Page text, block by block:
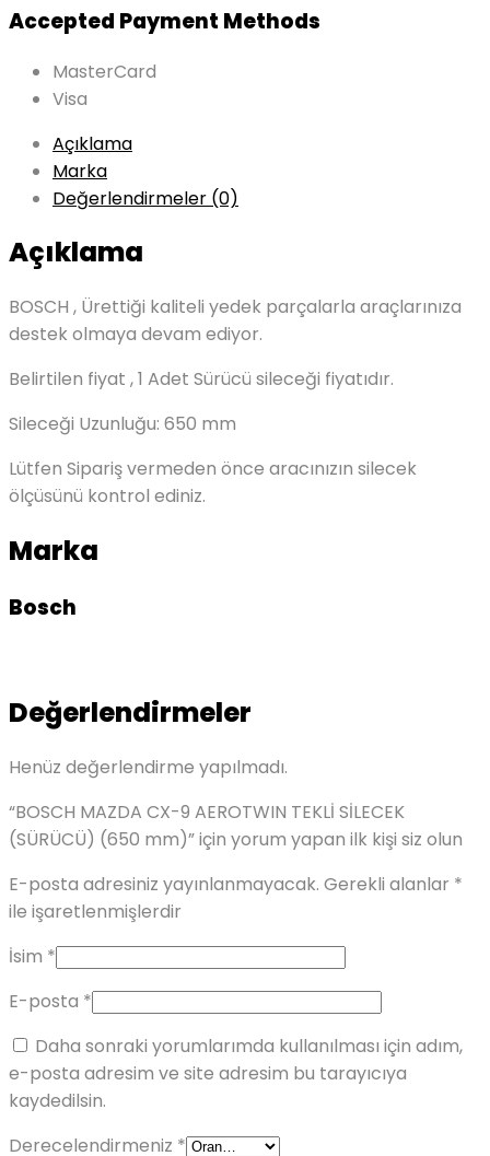
Accepted Payment Methods
MasterCard
Visa
Açıklama
Marka
Değerlendirmeler (0)
Açıklama
BOSCH , Ürettiği kaliteli yedek parçalarla araçlarınıza
destek olmaya devam ediyor.
Belirtilen fiyat , 1 Adet Sürücü sileceği fiyatıdır.
Sileceği Uzunluğu: 650 mm
Lütfen Sipariş vermeden önce aracınızın silecek
ölçüsünü kontrol ediniz.
Marka
Bosch
Değerlendirmeler
Henüz değerlendirme yapılmadı.
“BOSCH MAZDA CX-9 AEROTWIN TEKLİ SİLECEK
(SÜRÜCÜ) (650 mm)” için yorum yapan ilk kişi siz olun
E-posta adresiniz yayınlanmayacak. Gerekli alanlar *
ile işaretlenmişlerdir
İsim *
E-posta *
Daha sonraki yorumlarımda kullanılması için adım,
e-posta adresim ve site adresim bu tarayıcıya
kaydedilsin.
Derecelendirmeniz *